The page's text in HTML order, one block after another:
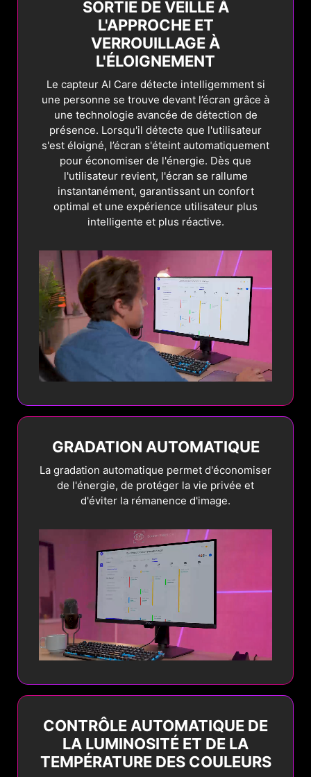
SORTIE DE VEILLE À
L'APPROCHE ET
VERROUILLAGE À
L'ÉLOIGNEMENT
Le capteur AI Care détecte intelligemment si
une personne se trouve devant l’écran grâce à
une technologie avancée de détection de
présence. Lorsqu'il détecte que l'utilisateur
s'est éloigné, l’écran s'éteint automatiquement
pour économiser de l'énergie. Dès que
l'utilisateur revient, l'écran se rallume
instantanément, garantissant un confort
optimal et une expérience utilisateur plus
intelligente et plus réactive.
GRADATION AUTOMATIQUE
La gradation automatique permet d'économiser
de l'énergie, de protéger la vie privée et
d'éviter la rémanence d'image.
CONTRÔLE AUTOMATIQUE DE
LA LUMINOSITÉ ET DE LA
TEMPÉRATURE DES COULEURS
Actuellement Nouveau
En savoir plus
statique à l'écran après une période
déterminée, la luminosité sera
automatiquement réduite.
Détection des bordures
Après un certain nombre de secondes, la
fonction de détection des bordures ajuste la
luminosité des bordures entre deux images
ou entre l'image et le fond d'écran afin
d'éviter le problème de brûlure de la dalle
OLED.
Détection de la barre des tâches
l'écran, la fonction scanne automatiquement
sa forme et réduit automatiquement sa
luminosité pour éviter le problème de brûlure
de la dalle OLED.
Détection des logos
Si le système détecte l'affichage d'imposants
logos statiques à l'écran, il scannera
automatiquement leur forme et leurs couleurs
le problème de brûlure de la dalle OLED.